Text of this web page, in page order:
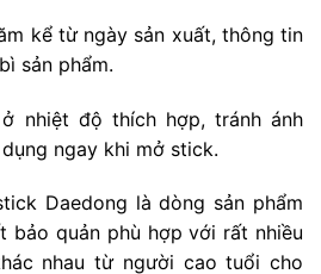
kể từ ngày sản xuất, thông tin
sản phẩm.
nhiệt độ thích hợp, tránh ánh
ngay khi mở stick.
Daedong là dòng sản phẩm
bảo quản phù hợp với rất nhiều
nhau từ người cao tuổi cho